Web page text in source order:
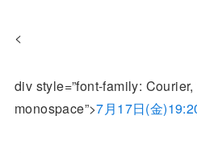
<
div style=”font-family: Courier,
monospace”>7月17日(金